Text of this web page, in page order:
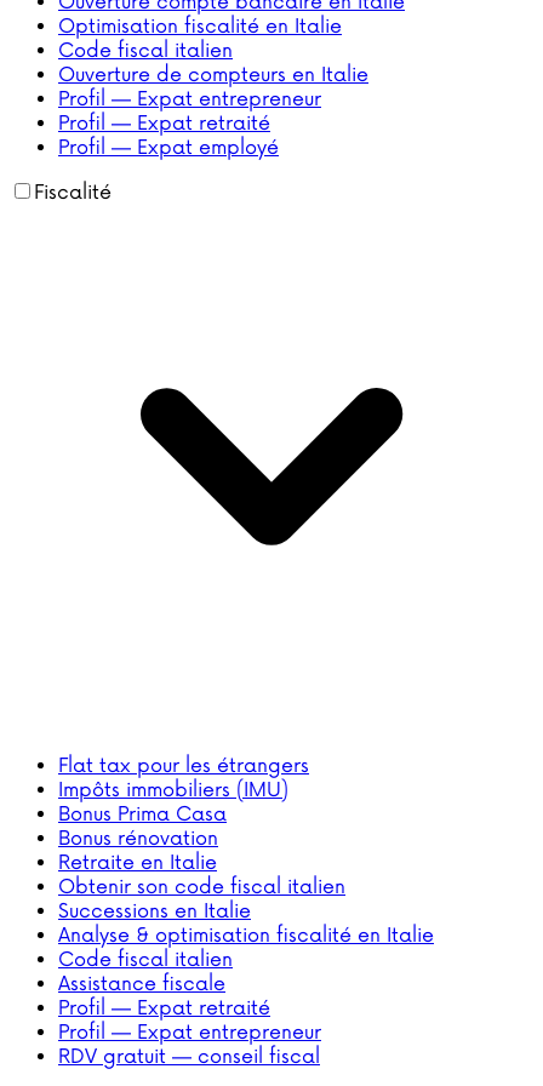
Optimisation fiscalité en Italie
Code fiscal italien
Ouverture de compteurs en Italie
Profil — Expat entrepreneur
Profil — Expat retraité
Profil — Expat employé
Fiscalité
Flat tax pour les étrangers
Impôts immobiliers (IMU)
Bonus Prima Casa
Bonus rénovation
Retraite en Italie
Obtenir son code fiscal italien
Successions en Italie
Analyse & optimisation fiscalité en Italie
Code fiscal italien
Assistance fiscale
Profil — Expat retraité
Profil — Expat entrepreneur
RDV gratuit — conseil fiscal